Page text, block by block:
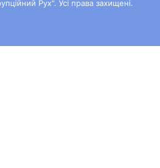
Рух". Усі права захищені.